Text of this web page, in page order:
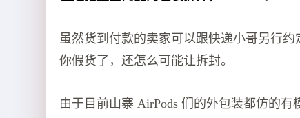
虽然货到付款的卖家可以跟快递小哥另行
你假货了，还怎么可能让拆封。
由于目前山寨 AirPods 们的外包装都仿的有